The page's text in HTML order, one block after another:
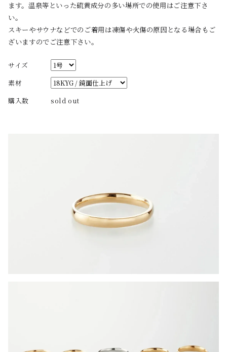
ます。温泉等といった硫黄成分の多い場所での使用はご注意下さ
い。
スキーやサウナなどでのご着用は凍傷や火傷の原因となる場合もご
ざいますのでご注意下さい。
サイズ
素材
購入数
sold out